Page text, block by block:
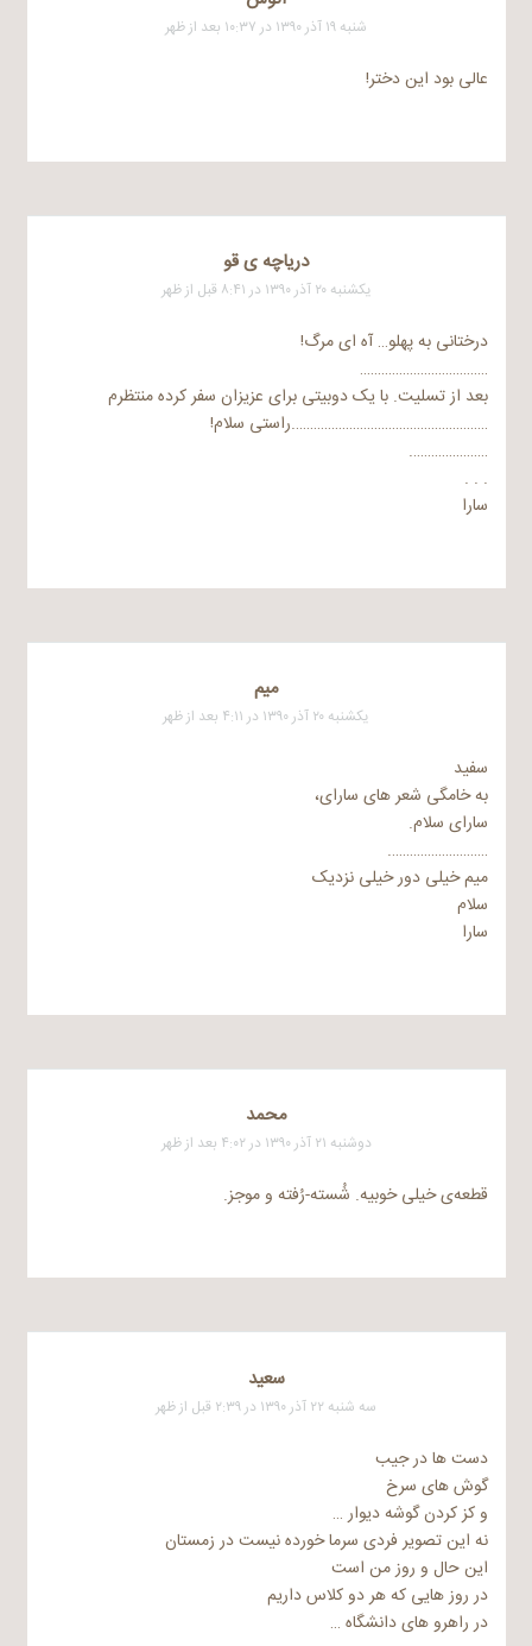
شنبه ۱۹ آذر ۱۳۹۰ در ۱۰:۳۷ بعد از ظهر
عالی بود این دختر!
دریاچه ی قو
یکشنبه ۲۰ آذر ۱۳۹۰ در ۸:۴۱ قبل از ظهر
درختانی به پهلو… آه ای مرگ!
………………………………
بعد از تسلیت. با یک دوبیتی برای عزیزان سفر کرده منتظرم
……………………………………………….راستی سلام!
………………….
. . .
سارا
میم
یکشنبه ۲۰ آذر ۱۳۹۰ در ۴:۱۱ بعد از ظهر
سفید
به خامگی شعر های سارای،
سارای سلام.
……………………….
میم خیلی دور خیلی نزدیک
سلام
سارا
محمد
دوشنبه ۲۱ آذر ۱۳۹۰ در ۴:۰۲ بعد از ظهر
قطعه‌ی خیلی خوبیه. شُسته-رُفته و موجز.
سعید
سه شنبه ۲۲ آذر ۱۳۹۰ در ۲:۳۹ قبل از ظهر
دست ها در جیب
گوش های سرخ
و کز کردن گوشه دیوار …
نه این تصویر فردی سرما خورده نیست در زمستان
این حال و روز من است
در روز هایی که هر دو کلاس داریم
در راهرو های دانشگاه …